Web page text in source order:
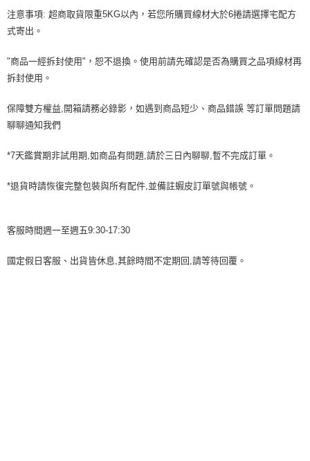
注意事項: 超商取貨限重5KG以內，若您所購買線材大於6捲請選擇宅配方
式寄出。
"商品一經拆封使用"，恕不退換。使用前請先確認是否為購買之品項線材再
拆封使用。
保障雙方權益,開箱請務必錄影，如遇到商品短少、商品錯誤 等訂單問題請
聊聊通知我們
*7天鑑賞期非試用期,如商品有問題,請於三日內聊聊,暫不完成訂單。
*退貨時請恢復完整包裝與所有配件,並備註蝦皮訂單號與帳號。
客服時間週一至週五9:30-17:30
國定假日客服、出貨皆休息,其餘時間不定期回,請等待回覆。